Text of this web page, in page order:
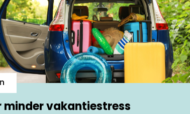
minder vakantiestress